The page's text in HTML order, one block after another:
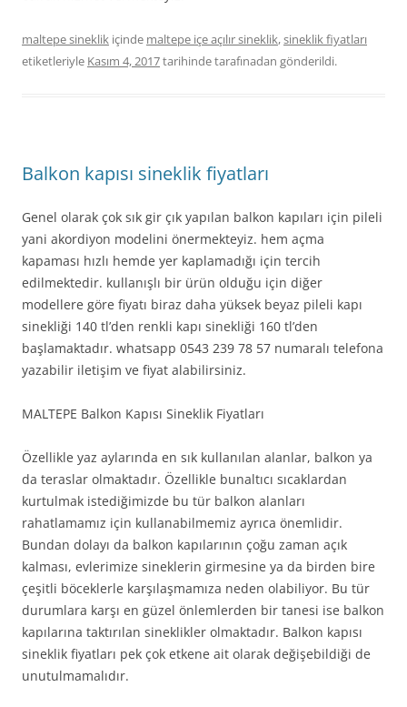
maltepe sineklik içinde maltepe içe açılır sineklik,sineklik fiyatları
etiketleriyle Kasım 4, 2017tarihindetarafınadan gönderildi.
Balkon kapısı sineklik fiyatları
Genel olarak çok sık gir çık yapılan balkon kapıları için pileli
yani akordiyon modelini önermekteyiz. hem açma
kapaması hızlı hemde yer kaplamadığı için tercih
edilmektedir. kullanışlı bir ürün olduğu için diğer
modellere göre fiyatı biraz daha yüksek beyaz pileli kapı
sinekliği 140 tl’den renkli kapı sinekliği 160 tl’den
başlamaktadır. whatsapp 0543 239 78 57 numaralı telefona
yazabilir iletişim ve fiyat alabilirsiniz.
MALTEPE Balkon Kapısı Sineklik Fiyatları
Özellikle yaz aylarında en sık kullanılan alanlar, balkon ya
da teraslar olmaktadır. Özellikle bunaltıcı sıcaklardan
kurtulmak istediğimizde bu tür balkon alanları
rahatlamamız için kullanabilmemiz ayrıca önemlidir.
Bundan dolayı da balkon kapılarının çoğu zaman açık
kalması, evlerimize sineklerin girmesine ya da birden bire
çeşitli böceklerle karşılaşmamıza neden olabiliyor. Bu tür
durumlara karşı en güzel önlemlerden bir tanesi ise balkon
kapılarına taktırılan sineklikler olmaktadır. Balkon kapısı
sineklik fiyatları pek çok etkene ait olarak değişebildiği de
unutulmamalıdır.